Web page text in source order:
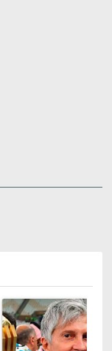
"Los aviones F 16
Un artículo de tendencia